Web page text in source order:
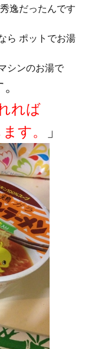
逸だったんです
ら ポットでお湯
シンのお湯で
れば
す。
」